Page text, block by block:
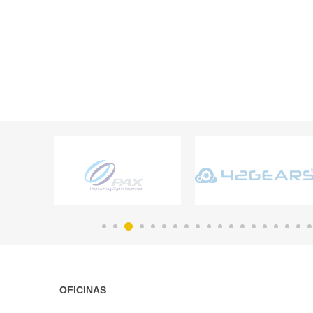
OFICINAS